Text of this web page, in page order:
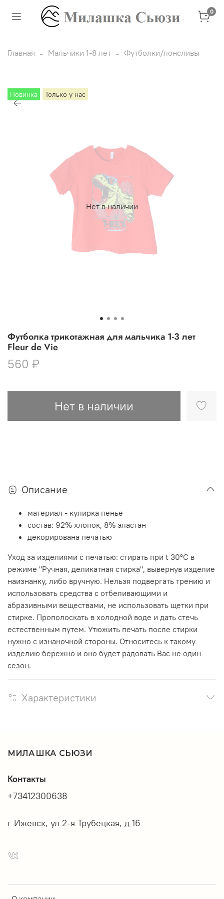
0
Главная Мальчики 1-8 лет Футболки/лонсливы
Нет в наличии
Новинка Только у нас
Футболка трикотажная для мальчика 1-3 лет
Fleur de Vie
560 ₽
Нет в наличии
Описание
материал - кулирка пенье
состав: 92% хлопок, 8% эластан
декорирована печатью
Уход за изделиями с печатью: стирать при t 30°C в
режиме "Ручная, деликатная стирка", вывернув изделие
наизнанку, либо вручную. Нельзя подвергать трению и
использовать средства с отбеливающими и
абразивными веществами, не использовать щетки при
стирке. Прополоскать в холодной воде и дать стечь
естественным путем. Утюжить печать после стирки
нужно с изнаночной стороны. Относитесь к такому
изделию бережно и оно будет радовать Вас не один
сезон.
Характеристики
МИЛАШКА СЬЮЗИ
Контакты
+73412300638
г Ижевск, ул 2-я Трубецкая, д 16